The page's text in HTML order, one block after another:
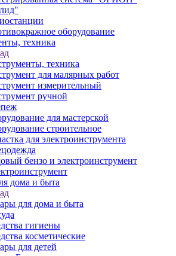
оборудование
техника
техника
для малярных работ
измерительный
ручной
для мастерской
строительное
для электроинструмента
бензо и электроинструмент
дома и быта
для дома и быта
гигиены
косметические
для детей